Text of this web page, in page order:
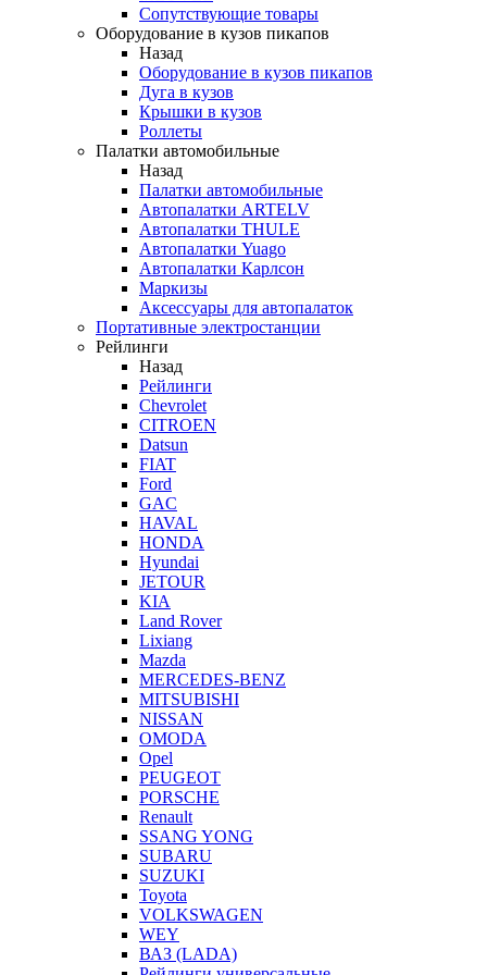
Сопутствующие товары
Оборудование в кузов пикапов
Назад
Оборудование в кузов пикапов
Дуга в кузов
Крышки в кузов
Роллеты
Палатки автомобильные
Назад
Палатки автомобильные
Автопалатки ARTELV
Автопалатки THULE
Автопалатки Yuago
Автопалатки Карлсон
Маркизы
Аксессуары для автопалаток
Портативные электростанции
Рейлинги
Назад
Рейлинги
Chevrolet
CITROEN
Datsun
FIAT
Ford
GAC
HAVAL
HONDA
Hyundai
JETOUR
KIA
Land Rover
Lixiang
Mazda
MERCEDES-BENZ
MITSUBISHI
NISSAN
OMODA
Opel
PEUGEOT
PORSCHE
Renault
SSANG YONG
SUBARU
SUZUKI
Toyota
VOLKSWAGEN
WEY
ВАЗ (LADA)